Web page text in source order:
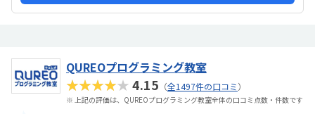
QUREOプログラミング教室
★★★★★4.15 （全1497件の口コミ）
※ 上記の評価は、QUREOプログラミング教室全体の口コミ点数・件数です